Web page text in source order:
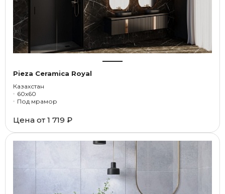
Pieza Ceramica Royal
Казахстан
60x60
Под мрамор
Цена от 1 719 ₽